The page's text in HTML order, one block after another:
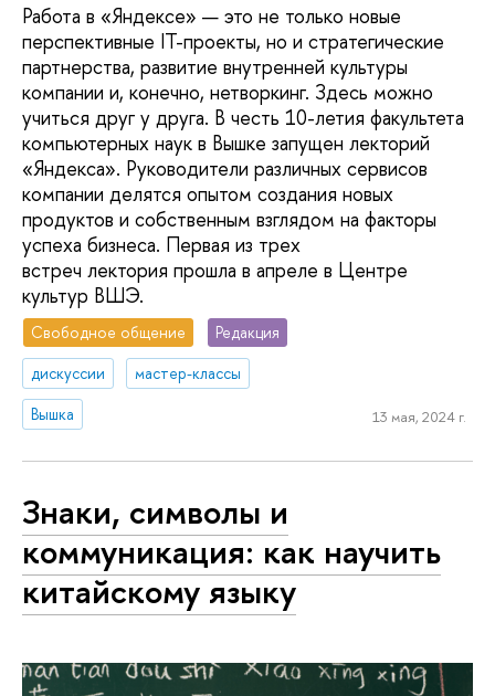
Работа в «Яндексе» — это не только новые
перспективные IT-проекты, но и стратегические
партнерства, развитие внутренней культуры
компании и, конечно, нетворкинг. Здесь можно
учиться друг у друга. В честь 10-летия факультета
компьютерных наук в Вышке запущен лекторий
«Яндекса». Руководители различных сервисов
компании делятся опытом создания новых
продуктов и собственным взглядом на факторы
успеха бизнеса. Первая из трех
встреч лектория прошла в апреле в Центре
культур ВШЭ.
Свободное общение
Редакция
дискуссии
мастер-классы
Вышка
13 мая, 2024 г.
Знаки, символы и
коммуникация: как научить
китайскому языку